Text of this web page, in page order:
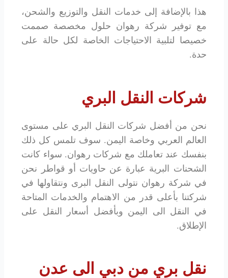
هذا بالإضافة إلى خدمات النقل والتوزيع والشحن،
مع توفير شركة رهوان حلول مخصصة صممت
خصيصا لتلبية الاحتياجات الخاصة لكل حالة على
حدة.
شركات النقل البري
نحن من أفضل شركات النقل البري على مستوى
العالم العربي وخاصة اليمن. سوف تلمس كل ذلك
بنفسك عند تعاملك مع شركات رهوان. سواء كانت
الشحنات البرية عبارة عن حاويات أو قواطر نحن
في شركة رهوان نتولى النقل البرى ونتقاولها في
شركتنا بأعلى قدر من الاهتمام والخدمات المتاحة
في النقل الى اليمن وبأفضل أسعار النقل على
الإطلاق.
نقل بري من دبي الى عدن